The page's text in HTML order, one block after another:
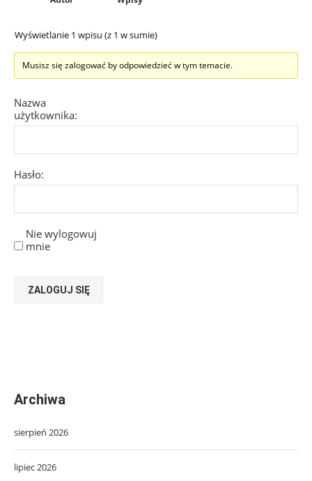
Wyświetlanie 1 wpisu (z 1 w sumie)
Musisz się zalogować by odpowiedzieć w tym temacie.
Nazwa
użytkownika:
Hasło:
Nie wylogowuj
mnie
ZALOGUJ SIĘ
Archiwa
sierpień 2026
lipiec 2026